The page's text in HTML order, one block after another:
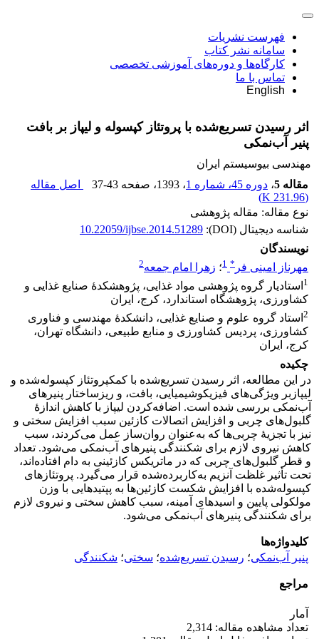
فهرست نشریات
سامانه نشر کتاب
کارگاه‌ها و دوره‌های آموزشی تخصصی
تماس با ما
English
اثر رسیدن تسریع‌شده با پروتئاز کپسوله و لیپاز بر بافت
پنیر آب‌نمکی
مهندسی بیوسیستم ایران
مقاله 5
، دوره 45، شماره 1 ، 1393 ، صفحه 37-43
اصل مقاله
(
231.96 K
)
نوع مقاله: مقاله پژوهشی
شناسه دیجیتال (DOI):
10.22059/ijbse.2014.51289
نویسندگان
مهرناز امینی فر *
1؛ زهرا امام جمعه2
1 استادیار گروه پژوهشی مواد غذایی، پژوهشکدۀ صنایع غذایی و
کشاورزی، پژوهشگاه استاندارد، کرج، ایران
2 استاد گروه علوم و صنایع غذایی، دانشکدۀ مهندسی و فناوری
کشاورزی، پردیس کشاورزی و منابع طبیعی، دانشگاه تهران،
کرج، ایران
چکیده
در این مطالعه، اثر رسیدن تسریع‌شده با کمکپروتئاز کپسوله‌شده و
لیپازبر ویژگی‌های فیزیکوشیمیایی، بافت، و ریزساختار پنیرهای
آب‌نمکی بررسی شده است. اضافه‌کردن لیپاز با کاهش اندازۀ
گلبول‌های چربی و افزایش اتصالات کازئین سبب افزایش سختی و
نیز با تجزیۀ چربی‌ها که به‌عنوان روان‌ساز عمل می‌کردند، سبب
کاهش نیروی لازم برای شکنندگی پنیرهای آب‌نمکی ‌می‌شود. تعداد
و قطر گلبول‌های چربی که در ماتریکس کازئینی به دام افتاده‌اند،
تحت تأثیر غلظت آنزیم به‌کار‌برده‌شده قرار می‌گیرد. پروتئازهای
کپسوله‌شده ‌با افزایش شکست کازئین‌ها به پپتیدهایی با وزن
مولکولی پایین و اسیدهای آمینه، سبب کاهش سختی و نیروی لازم
برای شکنندگی پنیرهای آب‌نمکی ‌می‌شود.
کلیدواژه‌ها
پنیر آب‌نمکی؛ رسیدن تسریع‌شده؛ سختی؛ شکنندگی
مراجع
آمار
تعداد مشاهده مقاله: 2,314